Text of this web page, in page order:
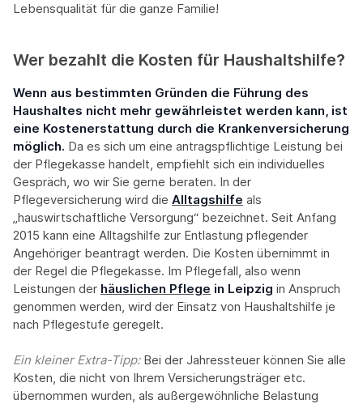
Lebensqualität für die ganze Familie!
Wer bezahlt die Kosten für Haushaltshilfe?
Wenn aus bestimmten Gründen die Führung des
Haushaltes nicht mehr gewährleistet werden kann, ist
eine Kostenerstattung durch die Krankenversicherung
möglich. Da es sich um eine antragspflichtige Leistung bei
der Pflegekasse handelt, empfiehlt sich ein individuelles
Gespräch, wo wir Sie gerne beraten. In der
Pflegeversicherung wird die Alltagshilfe als
„hauswirtschaftliche Versorgung“ bezeichnet. Seit Anfang
2015 kann eine Alltagshilfe zur Entlastung pflegender
Angehöriger beantragt werden. Die Kosten übernimmt in
der Regel die Pflegekasse. Im Pflegefall, also wenn
Leistungen der häuslichen Pflege in Leipzig in Anspruch
genommen werden, wird der Einsatz von Haushaltshilfe je
nach Pflegestufe geregelt.
Ein kleiner Extra-Tipp:‍ Bei der Jahressteuer können Sie alle
Kosten, die nicht von Ihrem Versicherungsträger etc.
übernommen wurden, als außergewöhnliche Belastung